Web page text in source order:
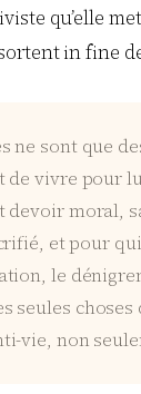
qu’elle
in fine
ne sont que
de vivre
devoir moral,
et pour
le
seules
vie, non